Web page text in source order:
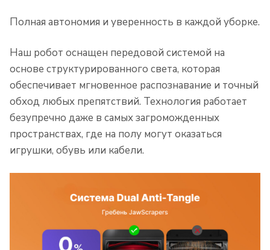
Полная автономия и уверенность в каждой уборке.
Наш робот оснащен передовой системой на
основе структурированного света, которая
обеспечивает мгновенное распознавание и точный
обход любых препятствий. Технология работает
безупречно даже в самых загроможденных
пространствах, где на полу могут оказаться
игрушки, обувь или кабели.